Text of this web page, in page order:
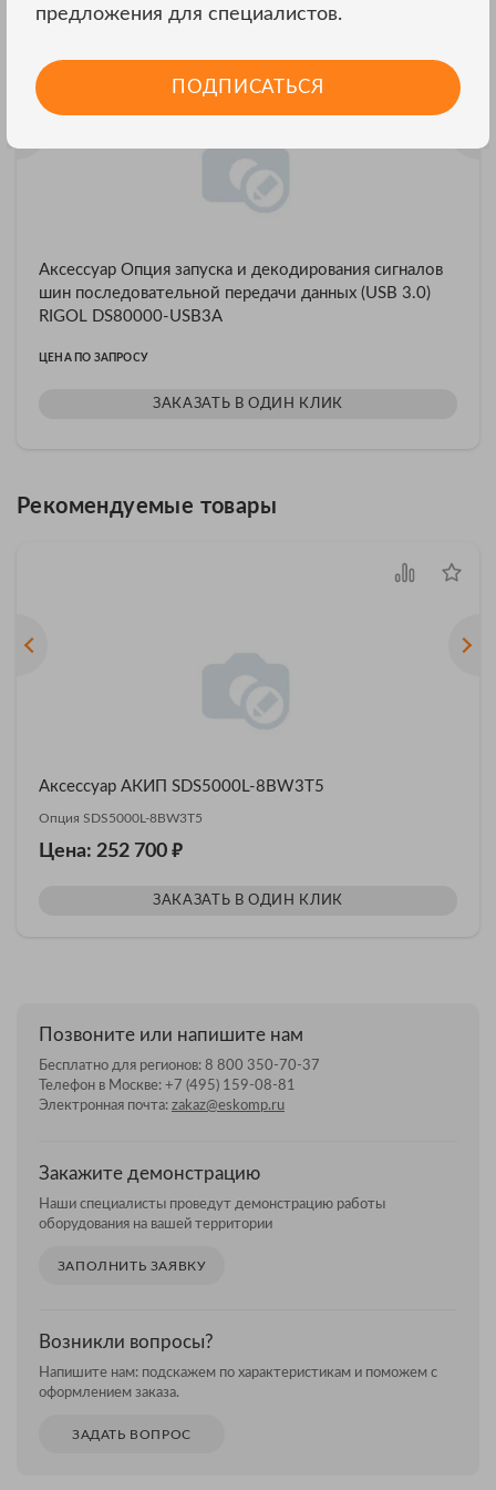
Аксессуар Опция запуска и декодирования сигналов
шин последовательной передачи данных (USB 3.0)
RIGOL DS80000-USB3A
ЦЕНА ПО ЗАПРОСУ
ЗАКАЗАТЬ В ОДИН КЛИК
Рекомендуемые товары
Аксессуар АКИП SDS5000L-8BW3T5
Опция SDS5000L-8BW3T5
Цена: 252 700 ₽
ЗАКАЗАТЬ В ОДИН КЛИК
Позвоните или напишите нам
Бесплатно для регионов: 8 800 350-70-37
Телефон в Москве: +7 (495) 159-08-81
Электронная почта: zakaz@eskomp.ru
Закажите демонстрацию
Наши специалисты проведут демонстрацию работы
оборудования на вашей территории
ЗАПОЛНИТЬ ЗАЯВКУ
Возникли вопросы?
Напишите нам: подскажем по характеристикам и поможем с
оформлением заказа.
ЗАДАТЬ ВОПРОС
предложения для специалистов.
ПОДПИСАТЬСЯ